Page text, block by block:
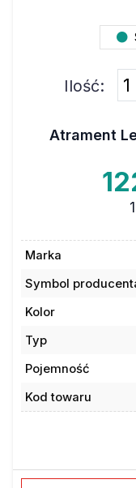
Ilość:
Atrament
Marka
Symbol
Kolor
Typ
Pojemność
Kod towaru